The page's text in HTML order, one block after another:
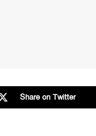
Share on Twitter